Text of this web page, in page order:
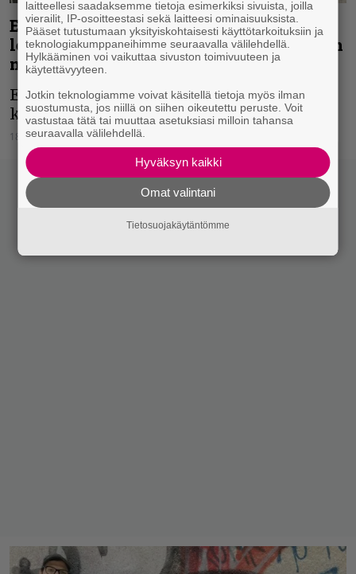
Eyehategod tiedottaa uudesta levystä ja
levytyssopimuksesta – kansi ja albumin
nimi julki
Eyehategod solmi diilin Century Median
kanssa.
18.11.2020 Vesa Siltanen
laitteellesi saadaksemme tietoja esimerkiksi sivuista, joilla
vierailit, IP-osoitteestasi sekä laitteesi ominaisuuksista.
Pääset tutustumaan yksityiskohtaisesti käyttötarkoituksiin ja
teknologiakumppaneihimme seuraavalla välilehdellä.
Hylkääminen voi vaikuttaa sivuston toimivuuteen ja
käytettävyyteen.
Jotkin teknologiamme voivat käsitellä tietoja myös ilman
suostumusta, jos niillä on siihen oikeutettu peruste. Voit
vastustaa tätä tai muuttaa asetuksiasi milloin tahansa
seuraavalla välilehdellä.
Hyväksyn kaikki
Omat valintani
Tietosuojakäytäntömme